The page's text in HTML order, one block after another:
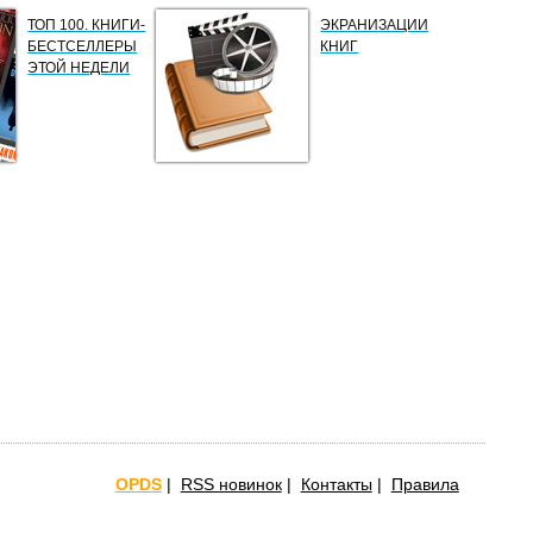
ТОП 100. КНИГИ-
БЕСТСЕЛЛЕРЫ
ЭТОЙ НЕДЕЛИ
ЭКРАНИЗАЦИИ
КНИГ
OPDS| RSS новинок| Контакты| Правила